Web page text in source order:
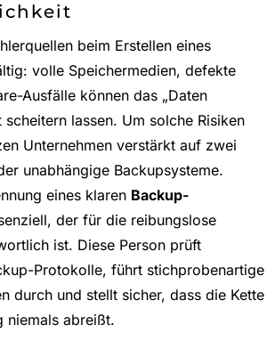
beim Erstellen eines
volle Speichermedien, defekte
Ausfälle können das „Daten
scheitern lassen. Um solche Risiken
Unternehmen verstärkt auf zwei
unabhängige Backupsysteme.
eines klaren Backup-
der für die reibungslose
ist. Diese Person prüft
Protokolle, führt stichprobenartige
durch und stellt sicher, dass die Kette
niemals abreißt.